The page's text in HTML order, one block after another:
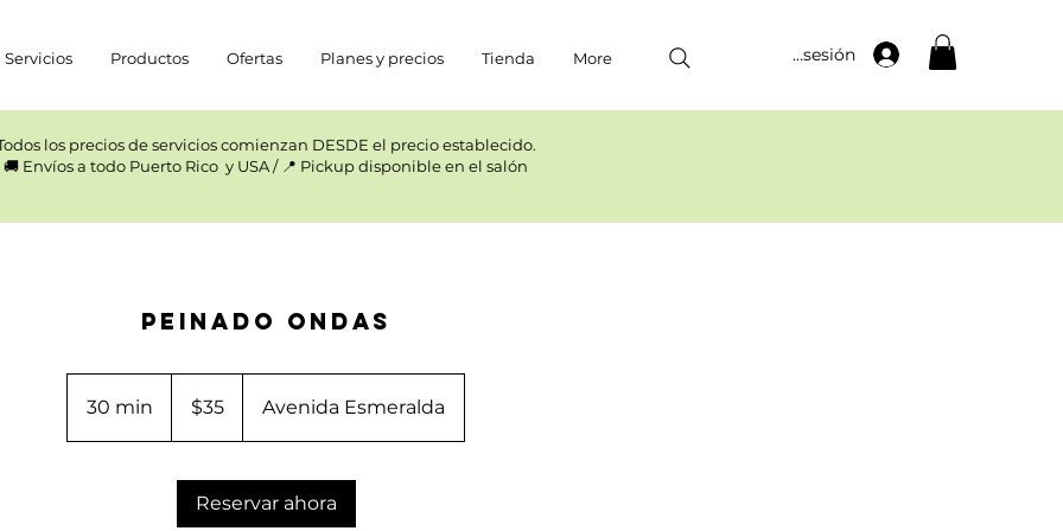
Iniciar sesión
los precios de servicios comienzan DESDE el precio establecido.​
🚚 Envíos a todo Puerto Rico y USA / 📍 Pickup disponible en el salón
Servicios Productos Ofertas Planes y precios Tienda More
Peinado Ondas
30 min
0
dollars$35 Avenida Esmeralda
Reservar ahora